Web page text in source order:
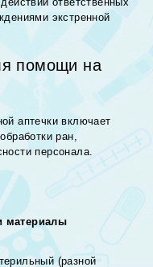
экстренной
помощи на
аптечки включает
ран,
персонала.
материалы
(разной